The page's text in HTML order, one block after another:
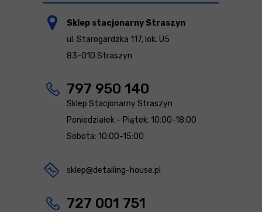
Sklep stacjonarny Straszyn
ul. Starogardzka 117, lok. U5
83-010 Straszyn
797 950 140
Sklep Stacjonarny Straszyn
Poniedziałek – Piątek: 10:00-18:00
Sobota: 10:00-15:00
sklep@detailing-house.pl
727 001 751